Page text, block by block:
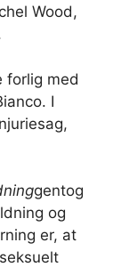
Wood,
forlig med
I
gentog
og
er, at